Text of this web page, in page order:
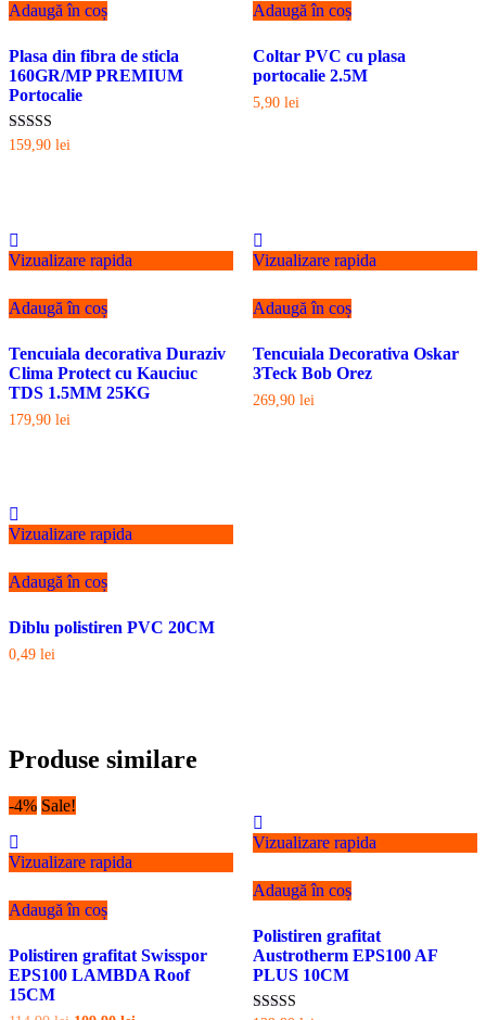
Adaugă în coș
Plasa din fibra de sticla
160GR/MP PREMIUM
Portocalie
Evaluat la
159,90 lei
Adaugă în coș
Coltar PVC cu plasa
portocalie 2.5M
5,90 lei
Vizualizare rapida
Adaugă în coș
Tencuiala decorativa Duraziv
Clima Protect cu Kauciuc
TDS 1.5MM 25KG
179,90 lei
Vizualizare rapida
Adaugă în coș
Tencuiala Decorativa Oskar
3Teck Bob Orez
269,90 lei
Vizualizare rapida
Adaugă în coș
Diblu polistiren PVC 20CM
0,49 lei
Produse similare
-4% Sale!
Vizualizare rapida
Adaugă în coș
Polistiren grafitat Swisspor
EPS100 LAMBDA Roof
15CM
Vizualizare rapida
Adaugă în coș
Polistiren grafitat
Austrotherm EPS100 AF
PLUS 10CM